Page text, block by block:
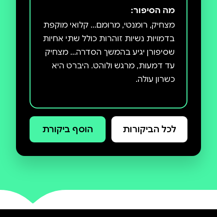
מה הסיפור:
מצחיק, רומנטי, מרומם... קלואי מוקפת
בדמויות נשיות זוהרות כולל שתי אחיות
שסיפורן יגיע בהמשך הסדרה... מצחיק
עד דמעות, מרגש ולוהט. היברט היא
קלואי בראון היא גיקית מחשבים,
הסובלת ממחלה כרונית, ויש לה מטרה,
תוכנית ורשימה. אחרי שהיא כמעט –
משלימה, כשהיא סוף סוף יוצאת מבית
לכל הביקורות הוסף ביקורת